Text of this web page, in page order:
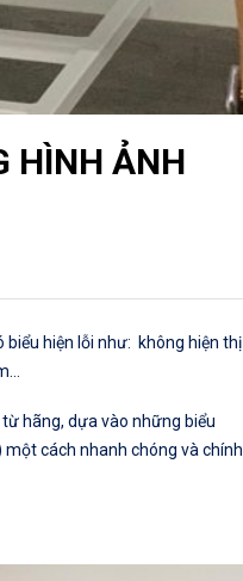
HÌNH ẢNH
biểu hiện lỗi như: không hiện thị
hãng, dựa vào những biểu
một cách nhanh chóng và chính